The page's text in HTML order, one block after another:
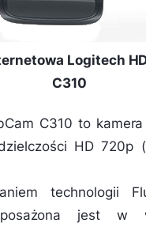
Logitech
C310
C310 to
HD 720p
technologii
jest w